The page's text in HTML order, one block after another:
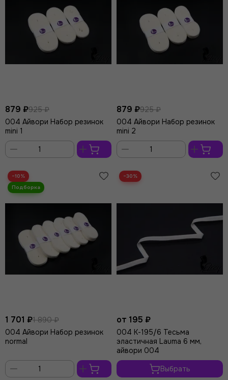
879 ₽925 ₽
004 Айвори Набор резинок
mini 1
корзину
879 ₽925 ₽
004 Айвори Набор резинок
mini 2
корзину
−10%
1 701 ₽1 890 ₽
004 Айвори Набор резинок
normal
−30%
от 195 ₽
004 К-195/6 Тесьма
эластичная Lauma 6 мм,
айвори 004
Выбрать